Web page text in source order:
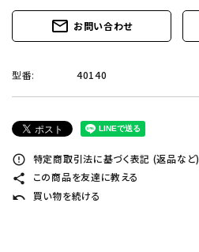
mail_outline お問い合わせ
型番: 40140
error_outline 特定商取引法に基づく表記 (返品など)
share この商品を友達に教える
undo 買い物を続ける